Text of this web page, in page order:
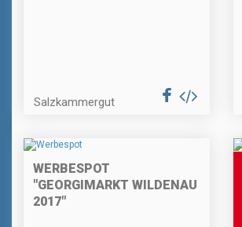
Salzkammergut
WERBESPOT
"GEORGIMARKT WILDENAU
2017"